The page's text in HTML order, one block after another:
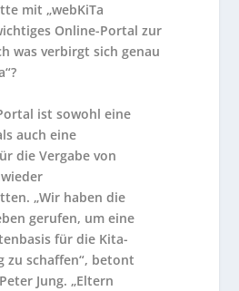
mit „webKiTa
Online-Portal zur
was verbirgt sich genau
ist sowohl eine
auch eine
die Vergabe von
„Wir haben die
gerufen, um eine
für die Kita-
zu schaffen“, betont
Jung. „Eltern